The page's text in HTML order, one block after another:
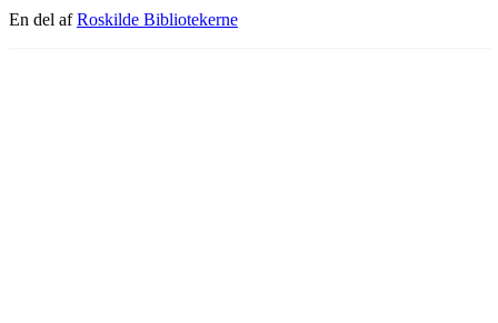
En del af Roskilde Bibliotekerne